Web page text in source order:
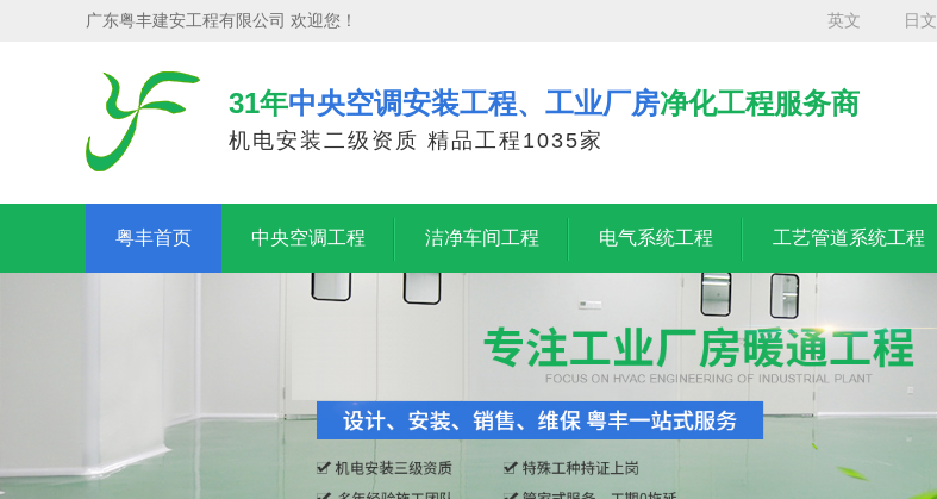
广东粤丰建安工程有限公司 欢迎您！ 英文 日文
31年中央空调安装工程、工业厂房净化工程服务商
机电安装二级资质 精品工程1035家
粤丰首页 中央空调工程 洁净车间工程 电气系统工程 工艺管道系统工程